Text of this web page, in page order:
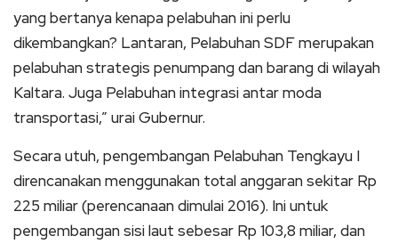
yang bertanya kenapa pelabuhan ini perlu
dikembangkan? Lantaran, Pelabuhan SDF merupakan
pelabuhan strategis penumpang dan barang di wilayah
Kaltara. Juga Pelabuhan integrasi antar moda
transportasi,” urai Gubernur.
Secara utuh, pengembangan Pelabuhan Tengkayu I
direncanakan menggunakan total anggaran sekitar Rp
225 miliar (perencanaan dimulai 2016). Ini untuk
pengembangan sisi laut sebesar Rp 103,8 miliar, dan